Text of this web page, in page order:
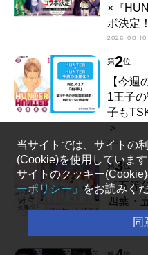
×『
ボ決定！
2026-08-10
第2位
【今週
1王子
子も
＞
2026-08-
第3位
『五等
四葉・
う【ア
当サイトでは、サイトの
(Cookie)を使用しています
サイトのクッキー(Cookie)
ーポリシー」 をお読みく
同